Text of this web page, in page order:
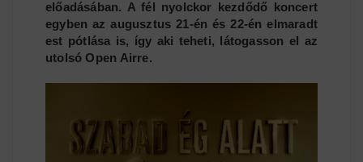
előadásában. A fél nyolckor kezdődő koncert
egyben az augusztus 21-én és 22-én elmaradt
est pótlása is, így aki teheti, látogasson el az
utolsó Open Airre.